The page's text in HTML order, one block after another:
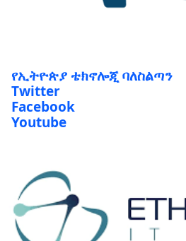
የኢትዮጵያ ቴክኖሎጂ ባለስልጣን
Twitter
Facebook
Youtube